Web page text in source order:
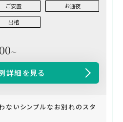
ご安置 お通夜
出棺
～
詳細を見る
ないシンプルなお別れのスタ